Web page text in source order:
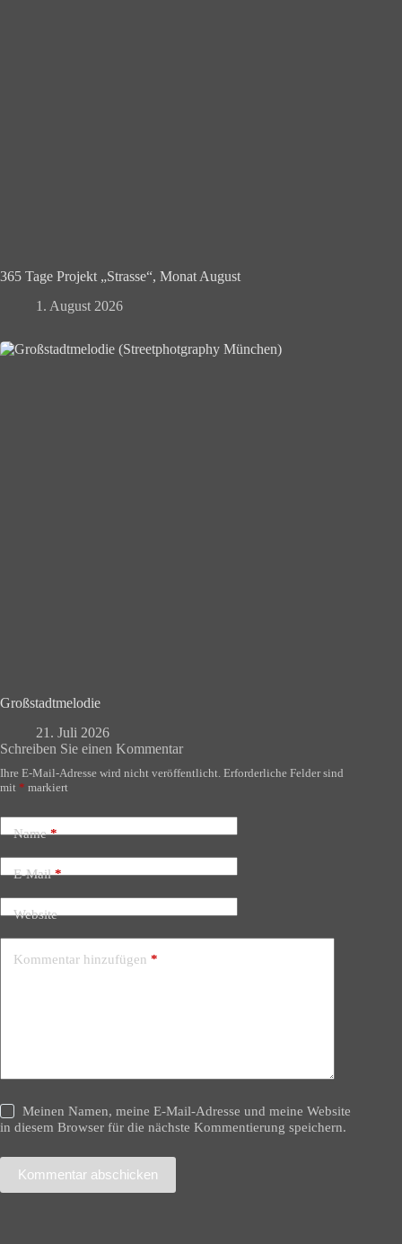
365 Tage Projekt „Strasse“, Monat August
1. August 2026
Großstadtmelodie
21. Juli 2026
Schreiben Sie einen Kommentar
Ihre E-Mail-Adresse wird nicht veröffentlicht. Erforderliche Felder sind
mit * markiert
Name*
E-Mail*
Website
Kommentar hinzufügen *
Meinen Namen, meine E-Mail-Adresse und meine Website
in diesem Browser für die nächste Kommentierung speichern.
Kommentar abschicken